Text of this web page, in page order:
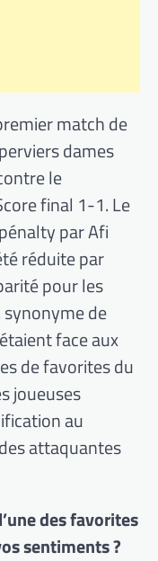
match de
dames
le
final 1-1. Le
par Afi
réduite par
pour les
de
face aux
de favorites du
joueuses
au
attaquantes
des favorites
sentiments ?